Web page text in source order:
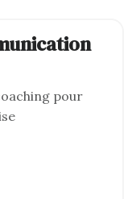
pour